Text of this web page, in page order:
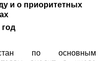
и о приоритетных
год
по основным